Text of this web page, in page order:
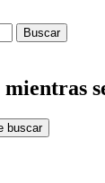
buscar